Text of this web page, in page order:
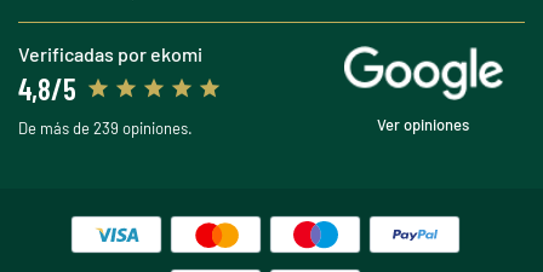
Verificadas por ekomi
4,8/5
De más de 239 opiniones. Ver opiniones